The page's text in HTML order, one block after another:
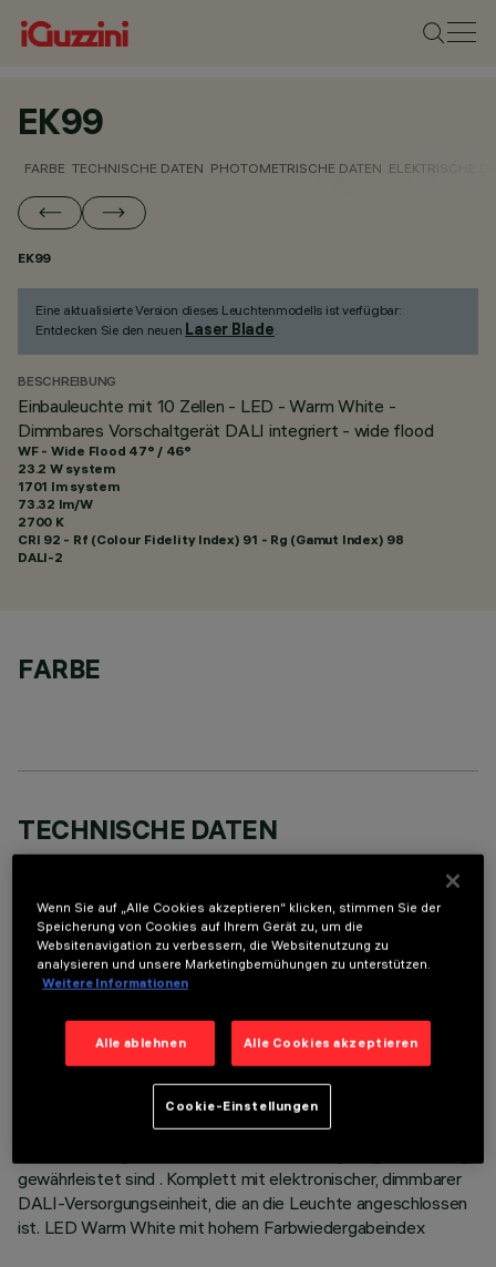
EK99
FARBE TECHNISCHE DATEN PHOTOMETRISCHE DATEN ELEKTRISCHE
EK99
Eine aktualisierte Version dieses Leuchtenmodells ist verfügbar:
Entdecken Sie den neuen Laser Blade.
BESCHREIBUNG
Einbauleuchte mit 10 Zellen - LED - Warm White -
Dimmbares Vorschaltgerät DALI integriert - wide flood
WF - Wide Flood 47° / 46°
23.2 W system
1701 lm system
73.32 lm/W
2700 K
CRI 92 - Rf (Colour Fidelity Index) 91 - Rg (Gamut Index) 98
DALI-2
FARBE
TECHNISCHE DATEN
BESCHREIBUNG
Miniaturisierte, rechteckige Einbauleuchte mit 10 optischen
Elementen mit LED-Lampen - feste Optiken - wide flood-
Aluminiumdruckguss, Version mit Anschlag-Rahmen.
Hochauflösungsoptiken aus metallisiertem Thermoplast, in
zurückgesetzter Position in den schwarzen Blendschutz
integriert; das optische System ist so strukturiert, dass kein
Punkt-Effekt entsteht, sondern eine definierte, kreisförmige
gewährleistet sind . Komplett mit elektronischer, dimmbarer
DALI-Versorgungseinheit, die an die Leuchte angeschlossen
ist. LED Warm White mit hohem Farbwiedergabeindex
Wenn Sie auf „Alle Cookies akzeptieren“ klicken, stimmen Sie der
Speicherung von Cookies auf Ihrem Gerät zu, um die
Websitenavigation zu verbessern, die Websitenutzung zu
analysieren und unsere Marketingbemühungen zu unterstützen.
Weitere Informationen
Alle ablehnen Alle Cookies akzeptieren
Cookie-Einstellungen